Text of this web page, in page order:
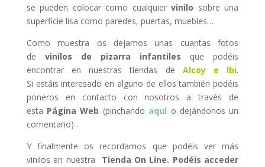
se pueden colocar como cualquiervinilo sobre una
superficie lisa como paredes, puertas, muebles…
Como muestra os dejamos unas cuantas fotos
de vinilos de pizarra infantiles
que podéis
encontrar en nuestras tiendas de
Alcoy e Ibi.
Si estáis interesado en alguno de ellos también podéis
poneros en contacto con nosotros a través de
esta Página Web (pinchando aquí o dejándonos un
comentario) .
Y finalmente os recordamos que podéis ver más
vinilos en nuestra Tienda On Line. Podéis acceder